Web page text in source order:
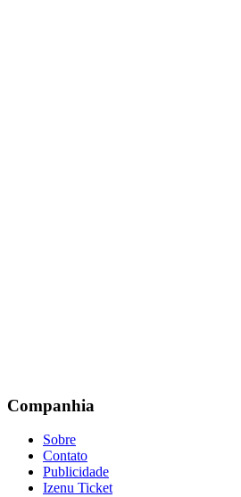
Companhia
Sobre
Contato
Publicidade
Izenu Ticket